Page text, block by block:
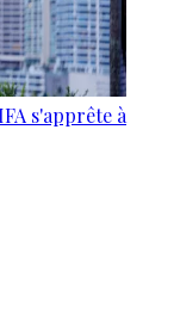
s'apprête à